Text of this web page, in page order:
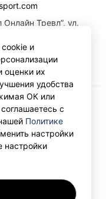
Тревл”, ул.
номер
РНН 00238516
и
оценки их
удобства
ОК или
с
Политике
настройки
настройки